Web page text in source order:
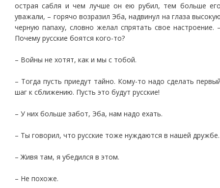
острая сабля и чем лучше он ею рубил, тем больше
уважали, – горячо возразил Эба, надвинул на глаза
черную папаху, словно желал спрятать свое настроение.
Почему русские боятся кого-то?
– Войны не хотят, как и мы с тобой.
– Тогда пусть приедут тайно. Кому-то надо сделать
шаг к сближению. Пусть это будут русские!
– У них больше забот, Эба, нам надо ехать.
– Ты говорил, что русские тоже нуждаются в нашей дружбе.
– Живя там, я убедился в этом.
– Не похоже.